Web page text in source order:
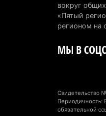
вокруг
«Пятый
регионом на
МЫ В
Свидетельство
Периодичность:
обязательной